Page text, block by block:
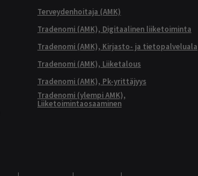
Terveydenhoitaja (AMK)
Tradenomi (AMK), Digitaalinen liiketoiminta
Tradenomi (AMK), Kirjasto- ja tietopalveluala
Tradenomi (AMK), Liiketalous
Tradenomi (AMK), Pk-yrittäjyys
Tradenomi (ylempi AMK),
Liiketoimintaosaaminen